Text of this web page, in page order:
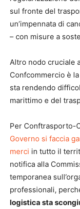
sul fronte del
un’impennata di
– con misure a
Altro nodo cruciale
Confcommercio è
sta rendendo
marittimo e del
Per Conftrasporto-
Governo si faccia
merci in tutto il
notifica alla
temporanea
professionali,
logistica sta